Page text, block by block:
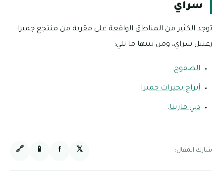
سراي
توجد الكثير من المناطق الواقعة على مقربة من منتجع جميرا
زعبيل سراي، ومن بينها ما يلي:
الصفوح.
أبراج بحيرات جميرا.
دبي مارينا.
شارك المقال: 𝕏
f
📱
🔗